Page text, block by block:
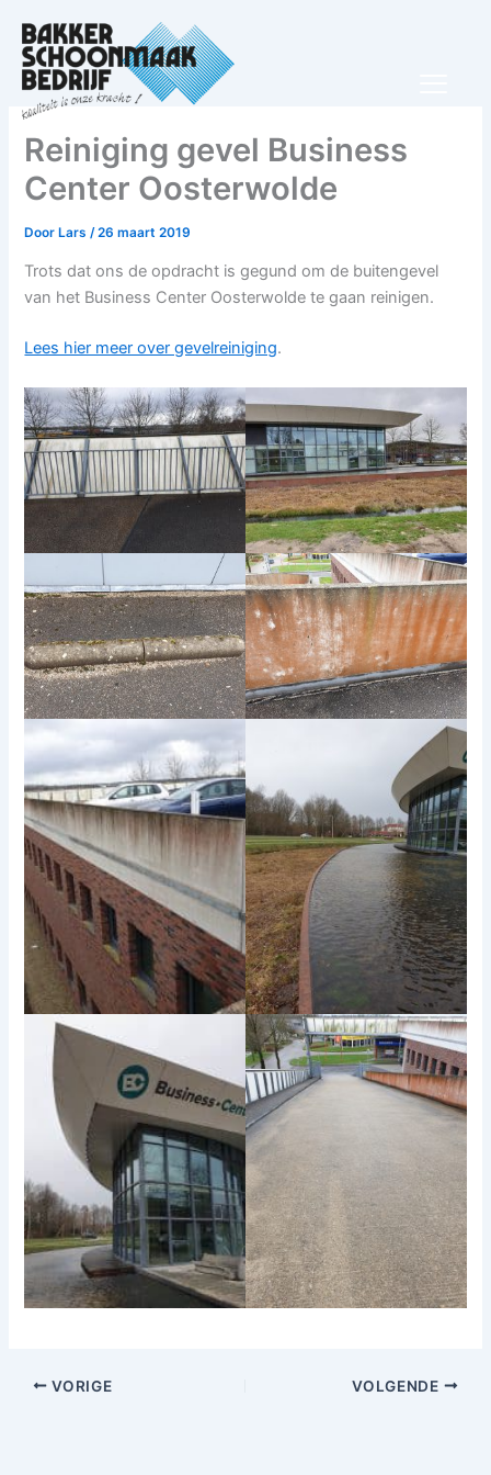
naar
inhoud
Reiniging gevel Business
Center Oosterwolde
DoorLars/26 maart 2019
Trots dat ons de opdracht is gegund om de buitengevel
van het Business Center Oosterwolde te gaan reinigen.
Lees hier meer over gevelreiniging.
VORIGE VOLGENDE